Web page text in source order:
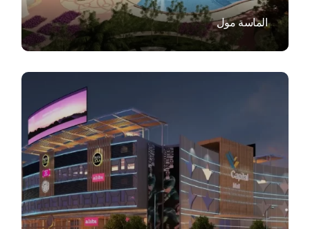
الماسة مول
VIEW